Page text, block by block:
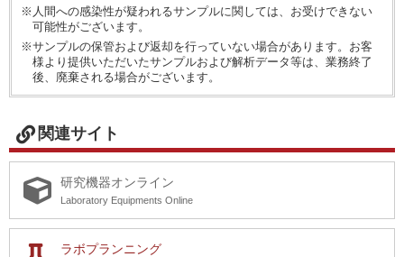
※人間への感染性が疑われるサンプルに関しては、お受けできない
可能性がございます。
※サンプルの保管および返却を行っていない場合があります。お客
様より提供いただいたサンプルおよび解析データ等は、業務終了
後、廃棄される場合がございます。
関連サイト
研究機器オンライン
Laboratory Equipments Online
ラボプランニング